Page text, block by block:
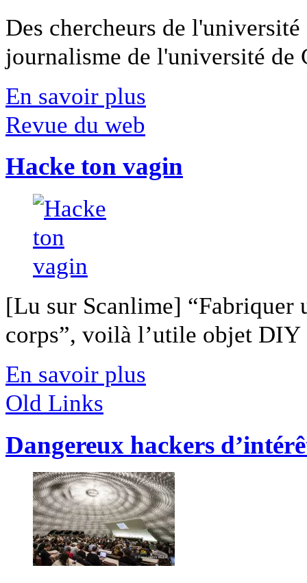
Des chercheurs de
journalisme de l'université
En savoir plus
Revue du web
Hacke ton vagin
[Lu sur Scanlime] “Fabriquer
corps”, voilà l’utile objet
En savoir plus
Old Links
Dangereux hackers